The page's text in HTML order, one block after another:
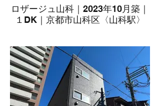
ロザージュ山科｜2023年10月築｜
１DK｜京都市山科区〈山科駅〉